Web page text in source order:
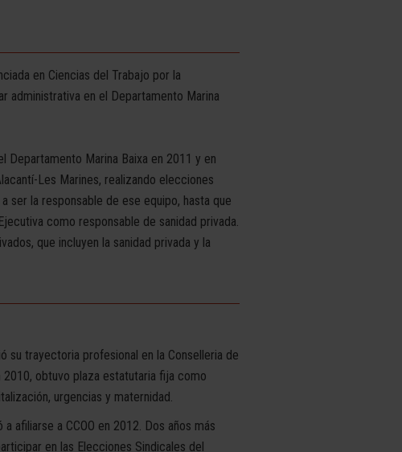
en Ciencias del Trabajo por la
administrativa en el Departamento Marina
Marina Baixa en 2011 y en
Les Marines, realizando elecciones
ser la responsable de ese equipo, hasta que
como responsable de sanidad privada.
que incluyen la sanidad privada y la
su trayectoria profesional en la Conselleria de
2010, obtuvo plaza estatutaria fija como
urgencias y maternidad.
afiliarse a CCOO en 2012. Dos años más
en las Elecciones Sindicales del